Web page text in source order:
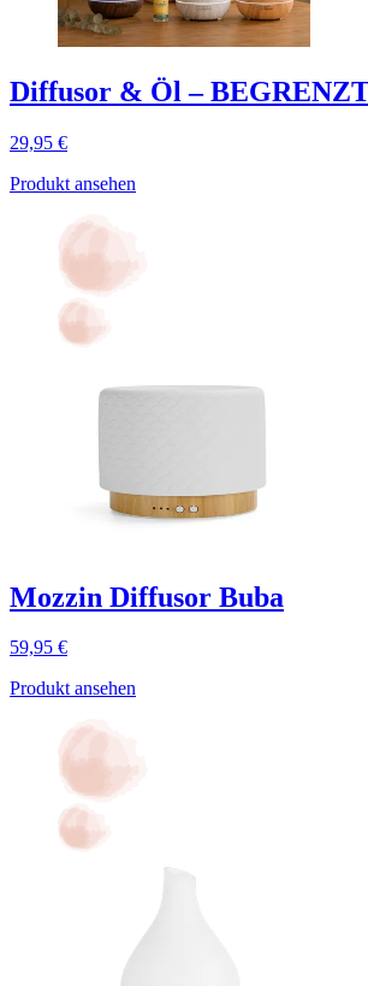
Diffusor & Öl –
29,95 €
Produkt ansehen
Mozzin Diffusor Buba
59,95 €
Produkt ansehen